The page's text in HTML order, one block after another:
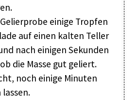
einige Tropfen
auf einen kalten Teller
nach einigen Sekunden
die Masse gut geliert.
noch einige Minuten